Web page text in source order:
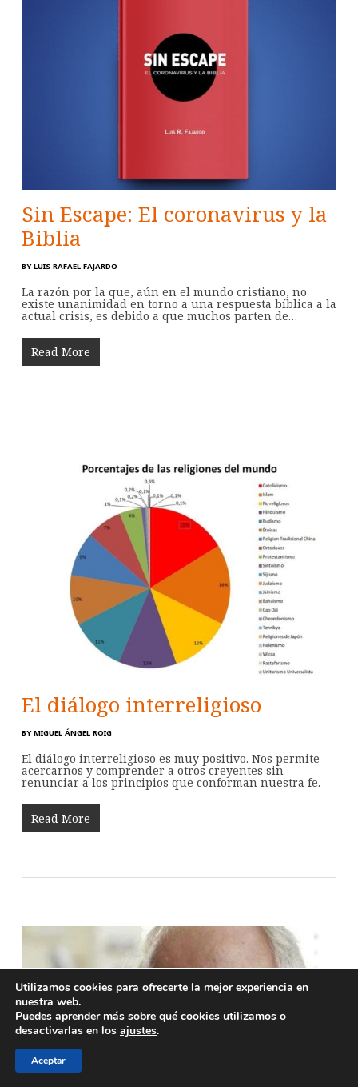
Sin Escape: El coronavirus y la
Biblia
BY LUIS RAFAEL FAJARDO
La razón por la que, aún en el mundo cristiano, no
existe unanimidad en torno a una respuesta bíblica a la
actual crisis, es debido a que muchos parten de…
Read More
El diálogo interreligioso
BY MIGUEL ÁNGEL ROIG
El diálogo interreligioso es muy positivo. Nos permite
acercarnos y comprender a otros creyentes sin
renunciar a los principios que conforman nuestra fe.
Read More
Utilizamos cookies para ofrecerte la mejor experiencia en
nuestra web.
Puedes aprender más sobre qué cookies utilizamos o
desactivarlas en los ajustes.
Aceptar